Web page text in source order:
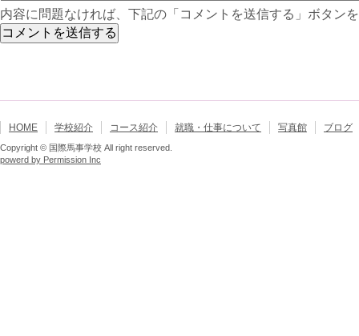
内容に問題なければ、下記の「コメントを送信する」ボタン
HOME 学校紹介 コース紹介 就職・仕事について 写真館 ブログ
Copyright © 国際馬事学校 All right reserved.
powerd by Permission Inc